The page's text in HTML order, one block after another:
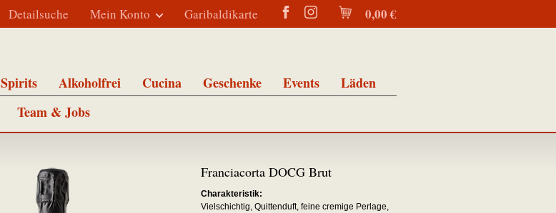
0,00 €
Garibaldikarte
Mein Konto
Detailsuche
Spirits Alkoholfrei Cucina Geschenke Events
Läden
Team & Jobs
Franciacorta DOCG Brut
Charakteristik:
Vielschichtig, Quittenduft, feine cremige Perlage,